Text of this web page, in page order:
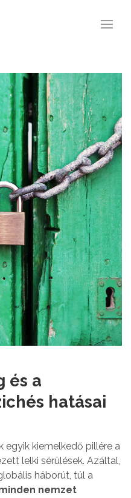
és a
hatásai
egyik kiemelkedő pillére a
lelki sérülések. Azáltal,
háborút, túl a
nemzet